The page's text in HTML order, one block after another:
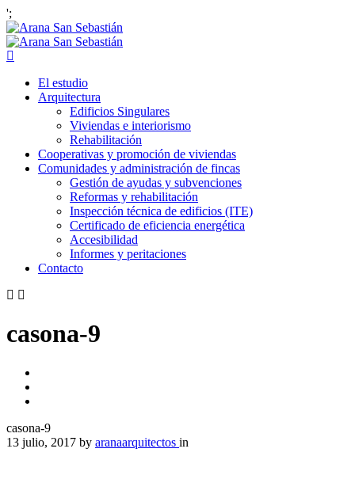
';
El estudio
Arquitectura
Edificios Singulares
Viviendas e interiorismo
Rehabilitación
Cooperativas y promoción de viviendas
Comunidades y administración de fincas
Gestión de ayudas y subvenciones
Reformas y rehabilitación
Inspección técnica de edificios (ITE)
Certificado de eficiencia energética
Accesibilidad
Informes y peritaciones
Contacto
casona-9
casona-9
13 julio, 2017 by aranaarquitectos in